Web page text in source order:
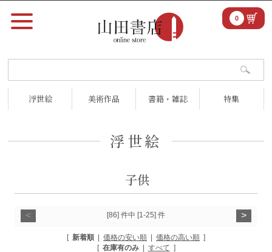
浮世絵 美術作品 書籍・雑誌 特集
0
浮世絵
子供
[86] 件中 [1-25] 件
< >
[ 新着順 価格の安い順 価格の高い順 ]
[ 在庫有のみ| すべて ]